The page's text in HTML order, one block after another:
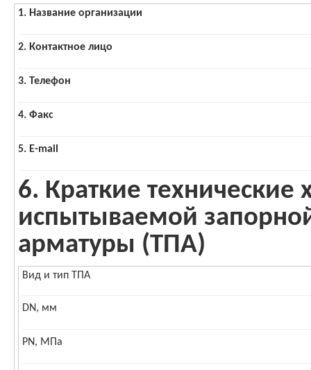
1. Название организации
2. Контактное лицо
3. Телефон
4. Факс
5. E-mail
6. Краткие технические
испытываемой
арматуры (ТПА)
Вид и тип ТПА
DN, мм
PN, МПа